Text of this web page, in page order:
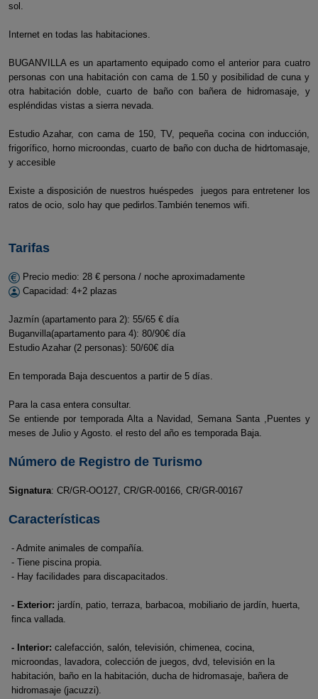
sol.
Internet en todas las habitaciones.
BUGANVILLA es un apartamento equipado como el anterior para cuatro
personas con una habitación con cama de 1.50 y posibilidad de cuna y
otra habitación doble, cuarto de baño con bañera de hidromasaje, y
espléndidas vistas a sierra nevada.
Estudio Azahar, con cama de 150, TV, pequeña cocina con inducción,
frigorífico, horno microondas, cuarto de baño con ducha de hidrtomasaje,
y accesible
Existe a disposición de nuestros huéspedes juegos para entretener los
ratos de ocio, solo hay que pedirlos.También tenemos wifi.
Tarifas
Precio medio: 28 € persona / noche aproximadamente
Capacidad: 4+2 plazas
Jazmín (apartamento para 2): 55/65 € día
Buganvilla(apartamento para 4): 80/90€ día
Estudio Azahar (2 personas): 50/60€ día
En temporada Baja descuentos a partir de 5 días.
Para la casa entera consultar.
Se entiende por temporada Alta a Navidad, Semana Santa ,Puentes y
meses de Julio y Agosto. el resto del año es temporada Baja.
Número de Registro de Turismo
Signatura: CR/GR-OO127, CR/GR-00166, CR/GR-00167
Características
- Admite animales de compañía.
- Tiene piscina propia.
- Hay facilidades para discapacitados.
- Exterior: jardín, patio, terraza, barbacoa, mobiliario de jardín, huerta,
finca vallada.
- Interior: calefacción, salón, televisión, chimenea, cocina,
microondas, lavadora, colección de juegos, dvd, televisión en la
habitación, baño en la habitación, ducha de hidromasaje, bañera de
hidromasaje (jacuzzi).